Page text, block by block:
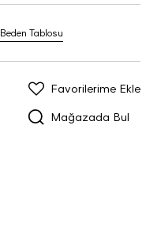
Beden Tablosu
Mağazada Bul
Favorilerime Ekle